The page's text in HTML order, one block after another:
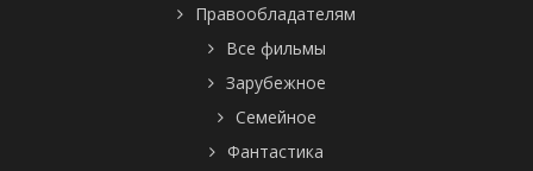
Правообладателям
Все фильмы
Зарубежное
Семейное
Фантастика